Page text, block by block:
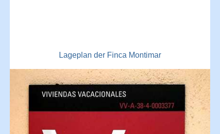
Lageplan der Finca Montimar